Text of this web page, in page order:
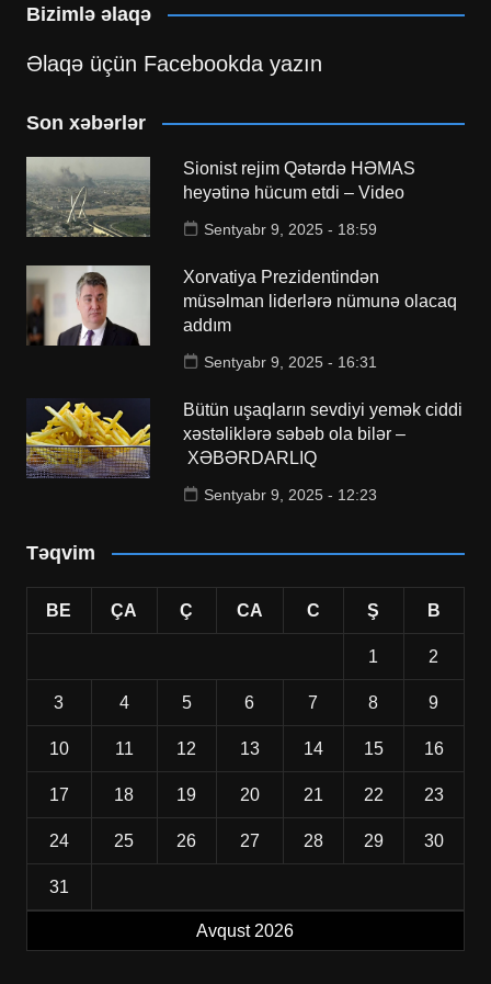
Bizimlə əlaqə
Əlaqə üçün Facebookda yazın
Son xəbərlər
Sionist rejim Qətərdə HƏMAS
heyətinə hücum etdi – Video
Sentyabr 9, 2025 - 18:59
Xorvatiya Prezidentindən
müsəlman liderlərə nümunə olacaq
addım
Sentyabr 9, 2025 - 16:31
Bütün uşaqların sevdiyi yemək ciddi
xəstəliklərə səbəb ola bilər –
XƏBƏRDARLIQ
Sentyabr 9, 2025 - 12:23
Təqvim
Avqust 2026
BE ÇA Ç CA C Ş B
1 2
3 4 5 6 7 8 9
10 11 12 13 14 15 16
17 18 19 20 21 22 23
24 25 26 27 28 29 30
31